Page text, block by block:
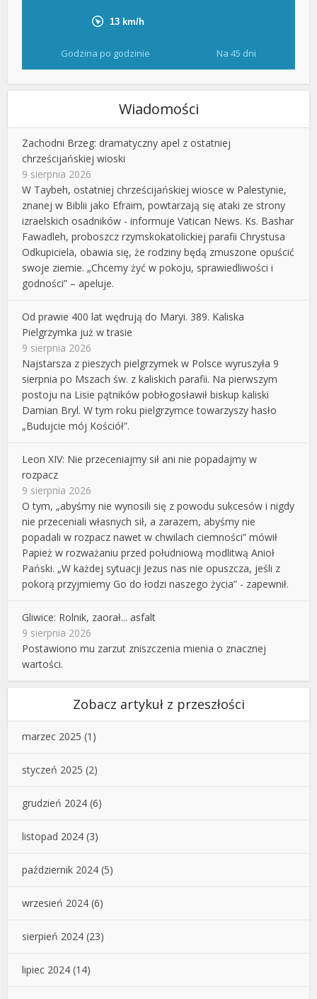
Godzina po godzinie Na 45 dni
Wiadomości
Zachodni Brzeg: dramatyczny apel z ostatniej
chrześcijańskiej wioski
9 sierpnia 2026
W Taybeh, ostatniej chrześcijańskiej wiosce w Palestynie,
znanej w Biblii jako Efraim, powtarzają się ataki ze strony
izraelskich osadników - informuje Vatican News. Ks. Bashar
Fawadleh, proboszcz rzymskokatolickiej parafii Chrystusa
Odkupiciela, obawia się, że rodziny będą zmuszone opuścić
swoje ziemie. „Chcemy żyć w pokoju, sprawiedliwości i
godności” – apeluje.
Od prawie 400 lat wędrują do Maryi. 389. Kaliska
Pielgrzymka już w trasie
9 sierpnia 2026
Najstarsza z pieszych pielgrzymek w Polsce wyruszyła 9
sierpnia po Mszach św. z kaliskich parafii. Na pierwszym
postoju na Lisie pątników pobłogosławił biskup kaliski
Damian Bryl. W tym roku pielgrzymce towarzyszy hasło
„Budujcie mój Kościół”.
Leon XIV: Nie przeceniajmy sił ani nie popadajmy w
rozpacz
9 sierpnia 2026
O tym, „abyśmy nie wynosili się z powodu sukcesów i nigdy
nie przeceniali własnych sił, a zarazem, abyśmy nie
popadali w rozpacz nawet w chwilach ciemności” mówił
Papież w rozważaniu przed południową modlitwą Anioł
Pański. „W każdej sytuacji Jezus nas nie opuszcza, jeśli z
pokorą przyjmiemy Go do łodzi naszego życia” - zapewnił.
Gliwice: Rolnik, zaorał... asfalt
9 sierpnia 2026
Postawiono mu zarzut zniszczenia mienia o znacznej
wartości.
Zobacz artykuł z przeszłości
marzec 2025 (1)
styczeń 2025 (2)
grudzień 2024 (6)
listopad 2024 (3)
październik 2024 (5)
wrzesień 2024 (6)
sierpień 2024 (23)
lipiec 2024 (14)